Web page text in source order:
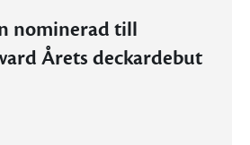
nominerad till
Årets deckardebut